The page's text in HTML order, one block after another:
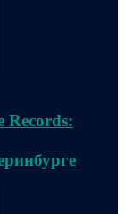
Records: